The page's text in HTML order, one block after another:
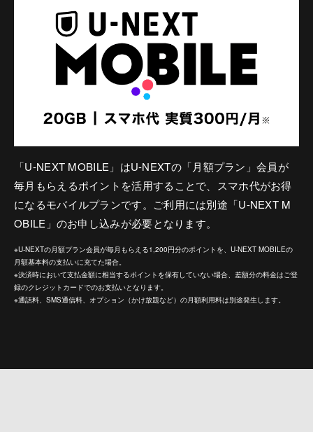
「U-NEXT MOBILE」はU-NEXTの「月額プラン」会員が
毎月もらえるポイントを活用することで、スマホ代がお得
になるモバイルプランです。ご利用には別途「U-NEXT M
OBILE」のお申し込みが必要となります。
※U-NEXTの月額プラン会員が毎月もらえる1,200円分のポイントを、U-NEXT MOBILEの
月額基本料の支払いに充てた場合。
※決済時において支払金額に相当するポイントを保有していない場合、差額分の料金はご登
録のクレジットカードでのお支払いとなります。
※通話料、SMS通信料、オプション（かけ放題など）の月額利用料は別途発生します。